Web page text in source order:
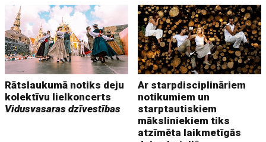
Rātslaukumā notiks deju
kolektīvu lielkoncerts
Vidusvasaras dzīvestības
Ar starpdisciplināriem
notikumiem un
starptautiskiem
māksliniekiem tiks
atzīmēta laikmetīgās